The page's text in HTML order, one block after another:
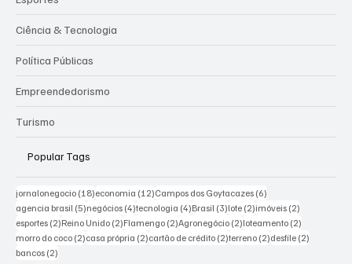
Ciência & Tecnologia
Política Públicas
Empreendedorismo
Turismo
Popular Tags
jornalonegocio (18)18 posts
economia (12)12 posts
Campos dos Goytacazes (6)
agencia brasil (5)5 posts
negócios (4)4 posts
tecnologia (4)4 posts
Brasil (3)3 posts
lote (2)2 posts
imóveis (2)
esportes (2)2 posts
Reino Unido (2)2 posts
Flamengo (2)2 posts
Agronegócio (2)2 posts
loteamento (2)
morro do coco (2)2 posts
casa própria (2)2 posts
cartão de crédito (2)2 posts
terreno (2)2 posts
desfile (2)
bancos (2)